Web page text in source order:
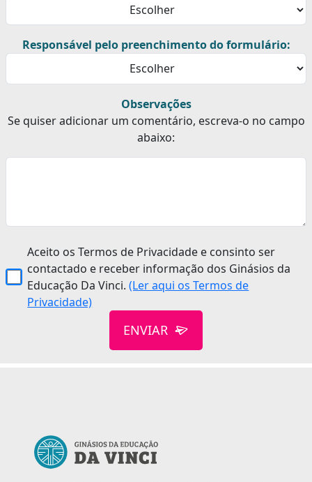
Responsável pelo preenchimento do formulário:
Observações
Se quiser adicionar um comentário, escreva-o no campo
abaixo:
Aceito os Termos de Privacidade e consinto ser
contactado e receber informação dos Ginásios da
Educação Da Vinci.(Ler aqui os Termos de
Privacidade)
ENVIAR